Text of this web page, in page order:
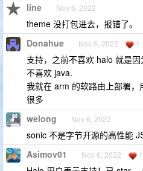
line Nov 6, 2022
theme 没打包进去，报错了。
Donahue Nov 6, 2022 1
支持，之前不喜欢 halo 就是因
不喜欢 java.
我就在 arm 的软路由上部署
很多
welong Nov 6, 2022
sonic 不是字节开源的高性能
Asimov01 Nov 6, 2022 1